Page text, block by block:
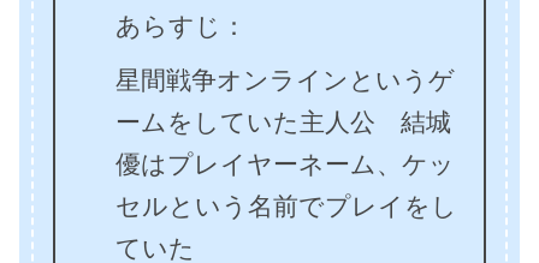
あらすじ：
星間戦争オンラインというゲ
ームをしていた主人公 結城
優はプレイヤーネーム、ケッ
セルという名前でプレイをし
ていた